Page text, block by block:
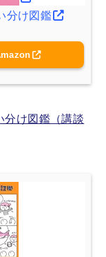
分け図鑑
分け図鑑（講談